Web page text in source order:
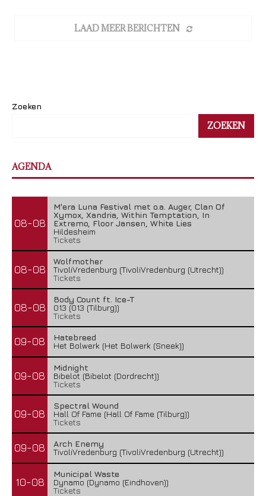
LAAD MEER BERICHTEN
Zoeken
ZOEKEN
AGENDA
08-08
M'era Luna Festival met o.a. Auger, Clan Of
Xymox, Xandria, Within Temptation, In
Extremo, Floor Jansen, White Lies
Hildesheim
Tickets
08-08
Wolfmother
TivoliVredenburg (TivoliVredenburg (Utrecht))
Tickets
08-08
Body Count ft. Ice-T
013 (013 (Tilburg))
Tickets
09-08
Hatebreed
Het Bolwerk (Het Bolwerk (Sneek))
09-08
Midnight
Bibelot (Bibelot (Dordrecht))
Tickets
09-08
Spectral Wound
Hall Of Fame (Hall Of Fame (Tilburg))
Tickets
09-08
Arch Enemy
TivoliVredenburg (TivoliVredenburg (Utrecht))
10-08
Municipal Waste
Dynamo (Dynamo (Eindhoven))
Tickets